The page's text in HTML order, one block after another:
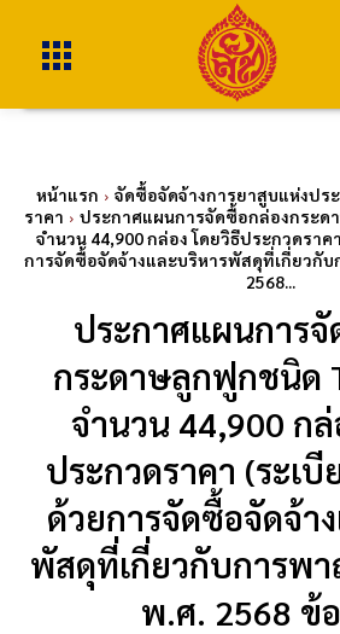
หน้าแรก จัดซื้อจัดจ้างการยาสูบแห่งปร
ราคา
ประกาศแผนการจัดซื้อกล่องกระด
จำนวน 44,900 กล่อง โดยวิธีประกวดราค
การจัดซื้อจัดจ้างและบริหารพัสดุที่เกี่ยวกั
2568...
ประกาศแผนการ
กระดาษลูกฟูกชนิด
จำนวน 44,900 กล่
ประกวดราคา (ระเ
ด้วยการจัดซื้อจัดจ้า
พัสดุที่เกี่ยวกับการพ
พ.ศ. 2568 ข้